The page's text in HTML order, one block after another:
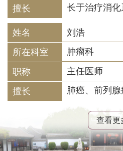
刘浩
肿瘤科
主任医师
查看更